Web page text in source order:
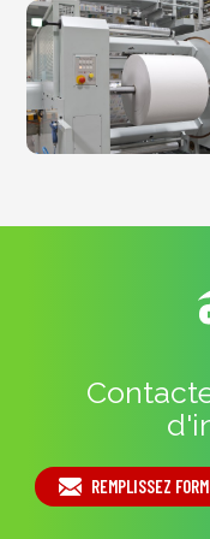
REMPLISSEZ